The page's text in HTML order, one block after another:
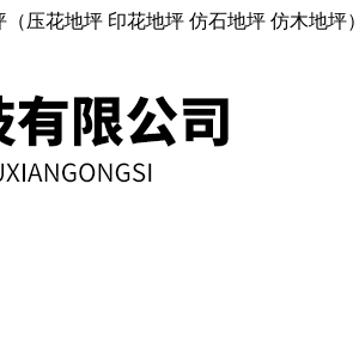
压花地坪 印花地坪 仿石地坪 仿木地坪